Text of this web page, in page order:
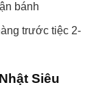
bánh
trước tiệc 2-
Siêu